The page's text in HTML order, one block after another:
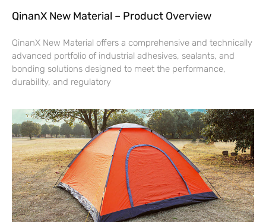
QinanX New Material – Product Overview
QinanX New Material offers a comprehensive and technically
advanced portfolio of industrial adhesives, sealants, and
bonding solutions designed to meet the performance,
durability, and regulatory